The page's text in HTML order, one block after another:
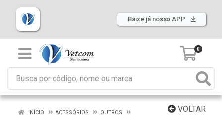
Baixe já nosso APP
0
VOLTAR
INÍCIO ACESSÓRIOS
OUTROS